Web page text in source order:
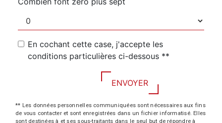
En cochant cette case, j'accepte les
conditions particulières ci-dessous **
ENVOYER
** Les données personnelles communiquées sont nécessaires aux fins
de vous contacter et sont enregistrées dans un fichier informatisé. Elles
sont destinées à et ses sous-traitants dans le seul but de répondre à